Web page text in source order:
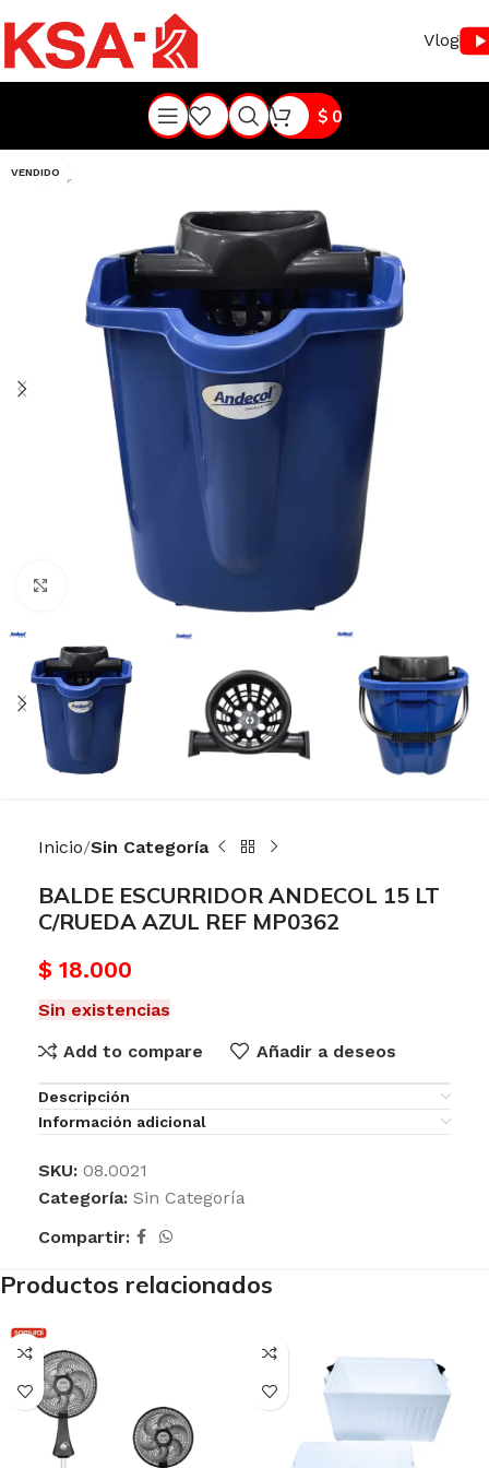
Vlog
$0
VENDIDO
Haga Click para agrandar
Inicio Sin Categoría
BALDE ESCURRIDOR ANDECOL 15 LT
C/RUEDA AZUL REF MP0362
$ 18.000
Sin existencias
Add to compare
Añadir a deseos
Descripción
Información adicional
SKU: 08.0021
Categoría: Sin Categoría
Compartir:
Productos relacionados